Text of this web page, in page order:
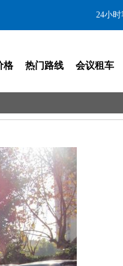
24小时
格 热门路线 会议租车